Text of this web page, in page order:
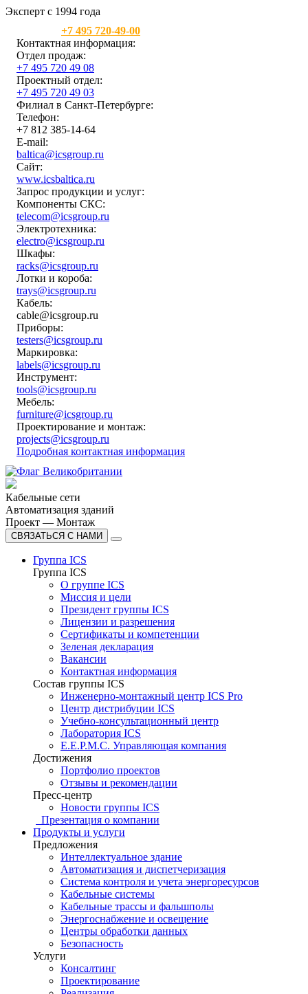
Эксперт с 1994 года
+7 495 720-49-00
Контактная информация:
Отдел продаж:
+7 495 720 49 08
Проектный отдел:
+7 495 720 49 03
Филиал в Санкт-Петербурге:
Телефон:
+7 812 385-14-64
E-mail:
baltica@icsgroup.ru
Сайт:
www.icsbaltica.ru
Запрос продукции и услуг:
Компоненты СКС:
telecom@icsgroup.ru
Электротехника:
electro@icsgroup.ru
Шкафы:
racks@icsgroup.ru
Лотки и короба:
trays@icsgroup.ru
Кабель:
cable@icsgroup.ru
Приборы:
testers@icsgroup.ru
Маркировка:
labels@icsgroup.ru
Инструмент:
tools@icsgroup.ru
Мебель:
furniture@icsgroup.ru
Проектирование и монтаж:
projects@icsgroup.ru
Подробная контактная информация
Кабельные сети
Автоматизация зданий
Проект — Монтаж
СВЯЗАТЬСЯ С НАМИ
Группа ICS
Группа ICS
О группе ICS
Миссия и цели
Президент группы ICS
Лицензии и разрешения
Сертификаты и компетенции
Зеленая декларация
Вакансии
Контактная информация
Состав группы ICS
Инженерно-монтажный центр ICS Pro
Центр дистрибуции ICS
Учебно-консультационный центр
Лаборатория ICS
E.E.P.M.C. Управляющая компания
Достижения
Портфолио проектов
Отзывы и рекомендации
Пресс-центр
Новости группы ICS
Презентация о компании
Продукты и услуги
Предложения
Интеллектуальное здание
Автоматизация и диспетчеризация
Система контроля и учета энергоресурсов
Кабельные системы
Кабельные трассы и фальшполы
Энергоснабжение и освещение
Центры обработки данных
Безопасность
Услуги
Консалтинг
Проектирование